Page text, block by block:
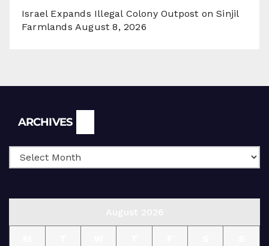
Israel Expands Illegal Colony Outpost on Sinjil
Farmlands August 8, 2026
ARCHIVES